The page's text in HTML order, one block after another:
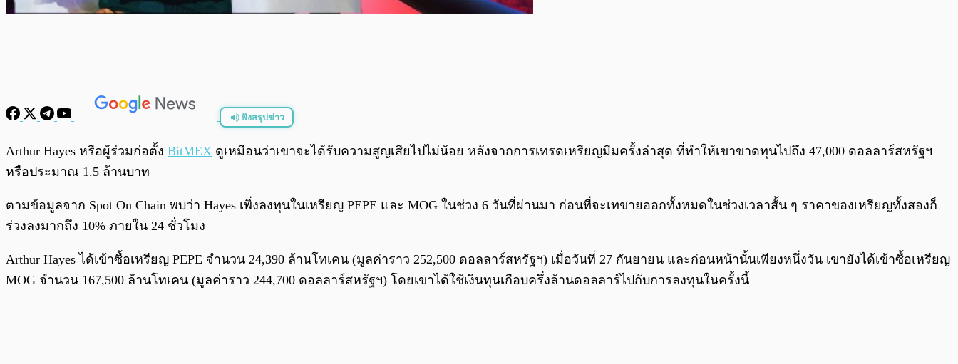
ฟังสรุปข่าว
พร้อมเล่น 0:00
Arthur Hayes หรือผู้ร่วมก่อตั้ง BitMEX ดูเหมือนว่าเขาจะได้รับความสูญเสียไปไม่น้อย หลังจากการเทรดเหรียญมีมครั้งล่าสุด ที่ทำให้เขาขาดทุนไปถึง 47,000 ดอลลาร์สหรัฐฯ
หรือประมาณ 1.5 ล้านบาท
ตามข้อมูลจาก Spot On Chain พบว่า Hayes เพิ่งลงทุนในเหรียญ PEPE และ MOG ในช่วง 6 วันที่ผ่านมา ก่อนที่จะเทขายออกทั้งหมดในช่วงเวลาสั้น ๆ ราคาของเหรียญทั้งสองก็
ร่วงลงมากถึง 10% ภายใน 24 ชั่วโมง
Arthur Hayes ได้เข้าซื้อเหรียญ PEPE จำนวน 24,390 ล้านโทเคน (มูลค่าราว 252,500 ดอลลาร์สหรัฐฯ) เมื่อวันที่ 27 กันยายน และก่อนหน้านั้นเพียงหนึ่งวัน เขายังได้เข้าซื้อเหรียญ
MOG จำนวน 167,500 ล้านโทเคน (มูลค่าราว 244,700 ดอลลาร์สหรัฐฯ) โดยเขาได้ใช้เงินทุนเกือบครึ่งล้านดอลลาร์ไปกับการลงทุนในครั้งนี้